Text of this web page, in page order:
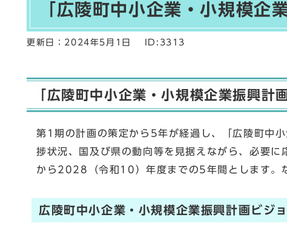
「広陵町中小企業・小規模企
更新日： 2024年5月1日 ID:3313
「広陵町中小企業・小規模企業振興計
第1期の計画の策定から5年が経過し、「広陵町中
捗状況、国及び県の動向等を見据えながら、必要
から2028（令和10）年度までの5年間とします。
広陵町中小企業・小規模企業振興計画ビジ